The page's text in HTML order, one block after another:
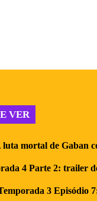
VER
luta mortal de Gaban
4 Parte 2: trailer
3 Episódio